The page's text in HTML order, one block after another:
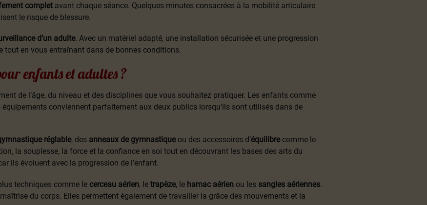
complet avant chaque séance. Quelques minutes consacrées à la mobilité articulaire
le risque de blessure.
d’un adulte. Avec un matériel adapté, une installation sécurisée et une progression
en vous entraînant dans de bonnes conditions.
enfants et adultes ?
de l’âge, du niveau et des disciplines que vous souhaitez pratiquer. Les enfants comme
conviennent parfaitement aux deux publics lorsqu’ils sont utilisés dans de
réglable, des anneaux de gymnastiqueou des accessoires d’équilibrecomme le
la souplesse, la force et la confiance en soi tout en découvrant les bases des arts du
ils évoluent avec la progression de l’enfant.
techniques comme le cerceau aérien, le trapèze, le hamac aérien ou les sangles aériennes.
du corps. Elles permettent également de travailler la grâce des mouvements et la